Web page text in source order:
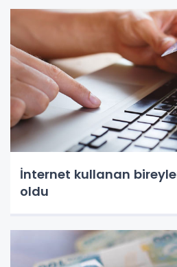
İnternet kullanan
oldu